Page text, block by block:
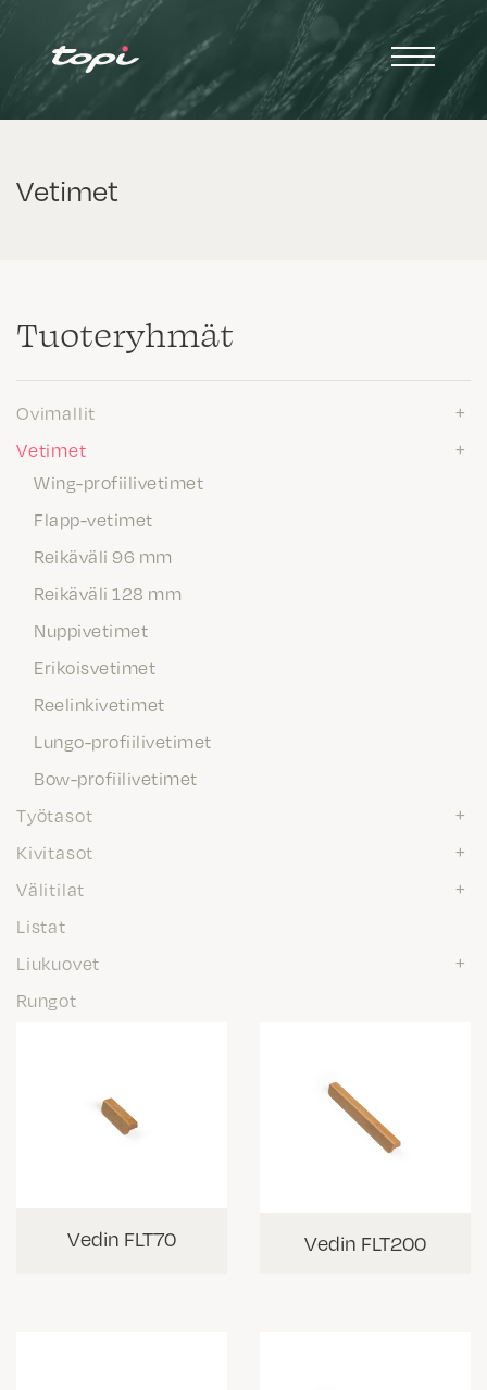
Vetimet
Tuote­ryhmät
Ovimallit
Vetimet
Wing-profiilivetimet
Flapp-vetimet
Reikäväli 96 mm
Reikäväli 128 mm
Nuppivetimet
Erikoisvetimet
Reelinkivetimet
Lungo-profiilivetimet
Bow-profiilivetimet
Työtasot
Kivitasot
Välitilat
Listat
Liukuovet
Rungot
Vedin FLT70 Vedin FLT200